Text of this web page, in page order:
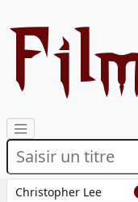
Christopher Lee